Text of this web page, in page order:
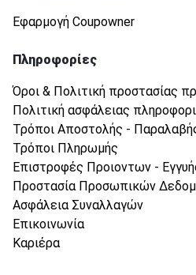
Εφαρμογή Coupowner
Πληροφορίες
Όροι & Πολιτική προστασίας
Πολιτική ασφάλειας
Τρόποι Αποστολής -
Τρόποι Πληρωμής
Επιστροφές Προιοντων -
Προστασία Προσωπικών
Ασφάλεια Συναλλαγών
Επικοινωνία
Καριέρα